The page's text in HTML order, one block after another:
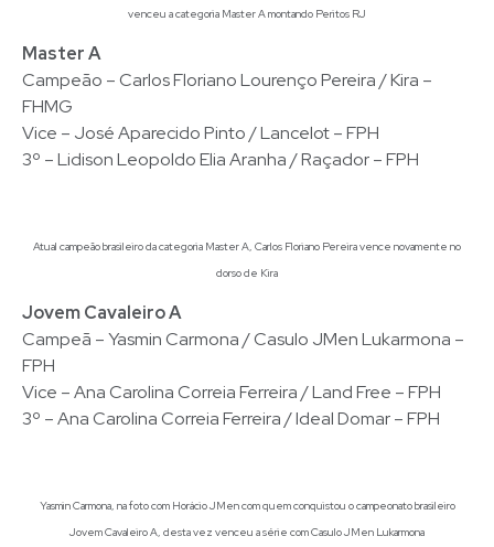
venceu a categoria Master A montando Peritos RJ
Master A
Campeão – Carlos Floriano Lourenço Pereira / Kira –
FHMG
Vice – José Aparecido Pinto / Lancelot – FPH
3º – Lidison Leopoldo Elia Aranha / Raçador – FPH
Atual campeão brasileiro da categoria Master A, Carlos Floriano Pereira vence novamente no
dorso de Kira
Jovem Cavaleiro A
Campeã – Yasmin Carmona / Casulo JMen Lukarmona –
FPH
Vice – Ana Carolina Correia Ferreira / Land Free – FPH
3º – Ana Carolina Correia Ferreira / Ideal Domar – FPH
Yasmin Carmona, na foto com Horácio JMen com quem conquistou o campeonato brasileiro
Jovem Cavaleiro A, desta vez venceu a série com Casulo JMen Lukarmona